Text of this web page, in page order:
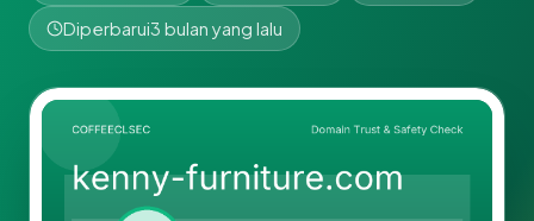
Diperbarui3 bulan yang lalu